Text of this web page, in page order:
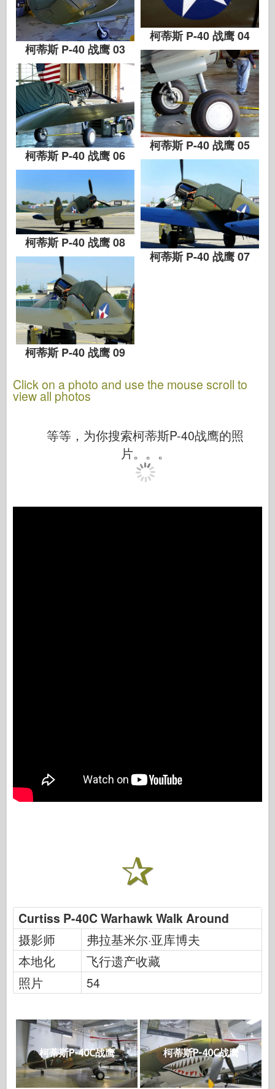
柯蒂斯 P-40 战鹰 03
柯蒂斯 P-40 战鹰 04
柯蒂斯 P-40 战鹰 05
柯蒂斯 P-40 战鹰 06
柯蒂斯 P-40 战鹰 07
柯蒂斯 P-40 战鹰 08
柯蒂斯 P-40 战鹰 09
Click on a photo and use the mouse scroll to
view all photos
等等，为你搜索柯蒂斯P-40战鹰的照
片。。。
Curtiss P-40C Warhawk Walk Around
摄影师
弗拉基米尔·亚库博夫
本地化
飞行遗产收藏
照片
54
柯蒂斯P-40C战鹰 柯蒂斯P-40C战鹰